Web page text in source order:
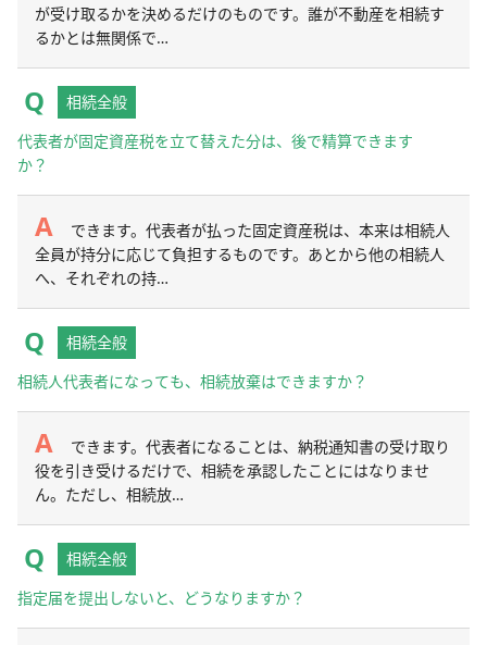
が受け取るかを決めるだけのものです。誰が不動産を相続す
るかとは無関係で…
相続全般
代表者が固定資産税を立て替えた分は、後で精算できます
か？
できます。代表者が払った固定資産税は、本来は相続人
全員が持分に応じて負担するものです。あとから他の相続人
へ、それぞれの持…
相続全般
相続人代表者になっても、相続放棄はできますか？
できます。代表者になることは、納税通知書の受け取り
役を引き受けるだけで、相続を承認したことにはなりませ
ん。ただし、相続放…
相続全般
指定届を提出しないと、どうなりますか？